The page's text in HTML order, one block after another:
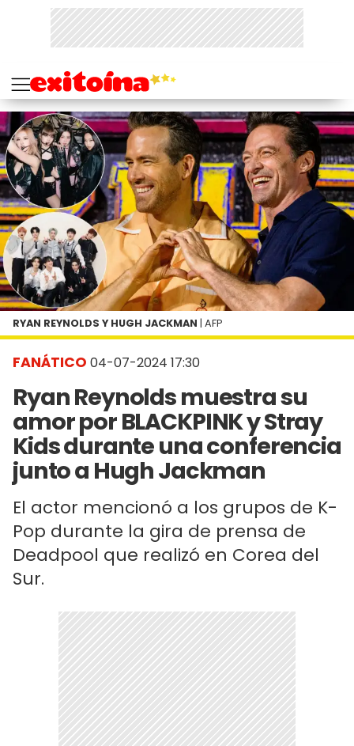
FANÁTICO 04-07-2024 17:30
Ryan Reynolds muestra su
amor por BLACKPINK y Stray
Kids durante una conferencia
junto a Hugh Jackman
El actor mencionó a los grupos de K-
Pop durante la gira de prensa de
Deadpool que realizó en Corea del
Sur.
RYAN REYNOLDS Y HUGH JACKMAN | AFP